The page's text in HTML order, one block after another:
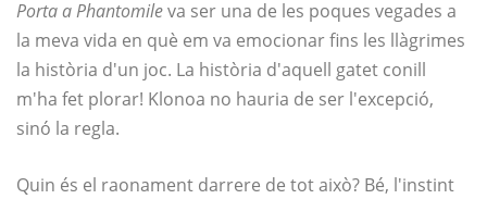
Porta a Phantomileva ser una de les poques vegades a
la meva vida en què em va emocionar fins les llàgrimes
la història d'un joc. La història d'aquell gatet conill
m'ha fet plorar! Klonoa no hauria de ser l'excepció,
sinó la regla.
Quin és el raonament darrere de tot això? Bé, l'instint